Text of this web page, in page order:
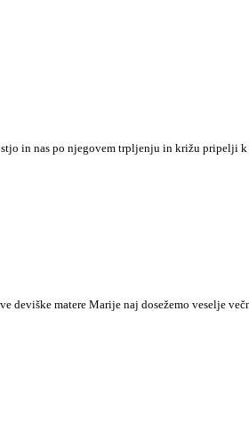
in nas po njegovem trpljenju in križu pripelji k
matere Marije naj dosežemo veselje